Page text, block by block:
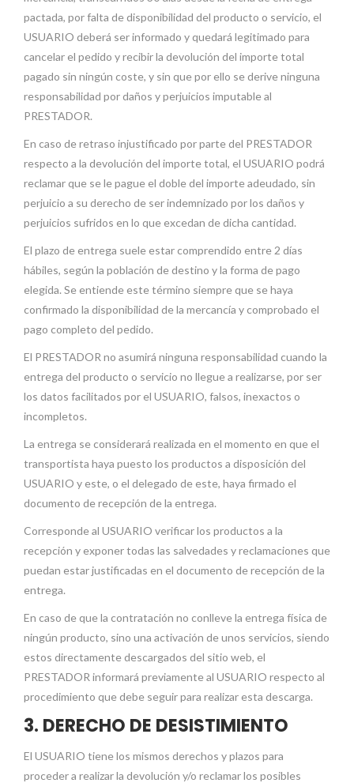
pactada, por falta de disponibilidad del producto o servicio, el
USUARIO deberá ser informado y quedará legitimado para
cancelar el pedido y recibir la devolución del importe total
pagado sin ningún coste, y sin que por ello se derive ninguna
responsabilidad por daños y perjuicios imputable al
PRESTADOR.
En caso de retraso injustificado por parte del PRESTADOR
respecto a la devolución del importe total, el USUARIO podrá
reclamar que se le pague el doble del importe adeudado, sin
perjuicio a su derecho de ser indemnizado por los daños y
perjuicios sufridos en lo que excedan de dicha cantidad.
El plazo de entrega suele estar comprendido entre 2 días
hábiles, según la población de destino y la forma de pago
elegida. Se entiende este término siempre que se haya
confirmado la disponibilidad de la mercancía y comprobado el
pago completo del pedido.
El PRESTADOR no asumirá ninguna responsabilidad cuando la
entrega del producto o servicio no llegue a realizarse, por ser
los datos facilitados por el USUARIO, falsos, inexactos o
incompletos.
La entrega se considerará realizada en el momento en que el
transportista haya puesto los productos a disposición del
USUARIO y este, o el delegado de este, haya firmado el
documento de recepción de la entrega.
Corresponde al USUARIO verificar los productos a la
recepción y exponer todas las salvedades y reclamaciones que
puedan estar justificadas en el documento de recepción de la
entrega.
En caso de que la contratación no conlleve la entrega física de
ningún producto, sino una activación de unos servicios, siendo
estos directamente descargados del sitio web, el
PRESTADOR informará previamente al USUARIO respecto al
procedimiento que debe seguir para realizar esta descarga.
3. DERECHO DE DESISTIMIENTO
El USUARIO tiene los mismos derechos y plazos para
proceder a realizar la devolución y/o reclamar los posibles